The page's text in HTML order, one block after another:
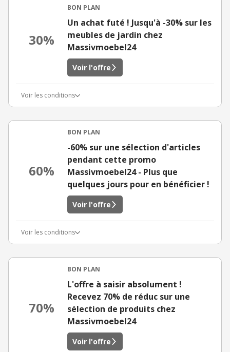
30%
BON PLAN
Un achat futé ! Jusqu'à -30% sur les
meubles de jardin chez
Massivmoebel24
Voir l'offre
Voir les conditions
60%
BON PLAN
-60% sur une sélection d'articles
pendant cette promo
Massivmoebel24 - Plus que
quelques jours pour en bénéficier !
Voir l'offre
Voir les conditions
70%
BON PLAN
L'offre à saisir absolument !
Recevez 70% de réduc sur une
sélection de produits chez
Massivmoebel24
Voir l'offre